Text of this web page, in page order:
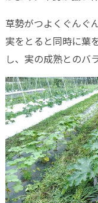
草勢がつよくぐんぐ
実をとると同時に葉
し、実の成熟とのバ